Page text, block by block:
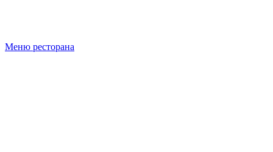
Меню ресторана